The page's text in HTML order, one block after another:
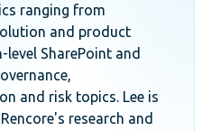
ranging from
and product
level SharePoint and
and risk topics. Lee is
research and